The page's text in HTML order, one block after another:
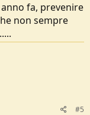
fa, prevenire
non sempre
#5